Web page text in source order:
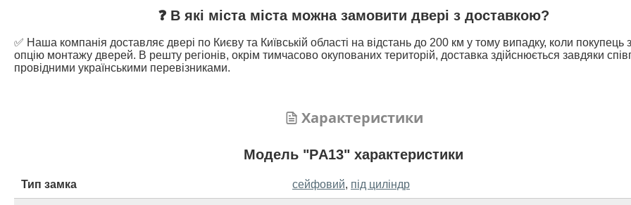
❓ В які міста міста можна замовити двері з доставкою?
✅ Наша компанія доставляє двері по Києву та Київській області на відстань до 200 км у тому випадку, коли покупець
опцію монтажу дверей. В решту регіонів, окрім тимчасово окупованих територій, доставка здійснюється завдяки
провідними українськими перевізниками.
Характеристики
Модель "PА13" характеристики
Тип замка сейфовий, під циліндр